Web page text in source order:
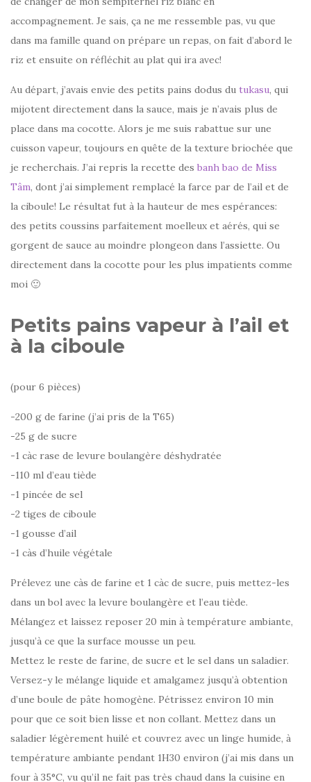
accompagnement. Je sais, ça ne me ressemble pas, vu que
dans ma famille quand on prépare un repas, on fait d’abord le
riz et ensuite on réfléchit au plat qui ira avec!
Au départ, j’avais envie des petits pains dodus du tukasu, qui
mijotent directement dans la sauce, mais je n’avais plus de
place dans ma cocotte. Alors je me suis rabattue sur une
cuisson vapeur, toujours en quête de la texture briochée que
je recherchais. J’ai repris la recette des banh bao de Miss
Tâm, dont j’ai simplement remplacé la farce par de l’ail et de
la ciboule! Le résultat fut à la hauteur de mes espérances:
des petits coussins parfaitement moelleux et aérés, qui se
gorgent de sauce au moindre plongeon dans l’assiette. Ou
directement dans la cocotte pour les plus impatients comme
moi 🙂
Petits pains vapeur à l’ail et
à la ciboule
(pour 6 pièces)
-200 g de farine (j’ai pris de la T65)
-25 g de sucre
-1 càc rase de levure boulangère déshydratée
-110 ml d’eau tiède
-1 pincée de sel
-2 tiges de ciboule
-1 gousse d’ail
-1 càs d’huile végétale
Prélevez une càs de farine et 1 càc de sucre, puis mettez-les
dans un bol avec la levure boulangère et l’eau tiède.
Mélangez et laissez reposer 20 min à température ambiante,
jusqu’à ce que la surface mousse un peu.
Mettez le reste de farine, de sucre et le sel dans un saladier.
Versez-y le mélange liquide et amalgamez jusqu’à obtention
d’une boule de pâte homogène. Pétrissez environ 10 min
pour que ce soit bien lisse et non collant. Mettez dans un
saladier légèrement huilé et couvrez avec un linge humide, à
température ambiante pendant 1H30 environ (j’ai mis dans un
four à 35°C, vu qu’il ne fait pas très chaud dans la cuisine en